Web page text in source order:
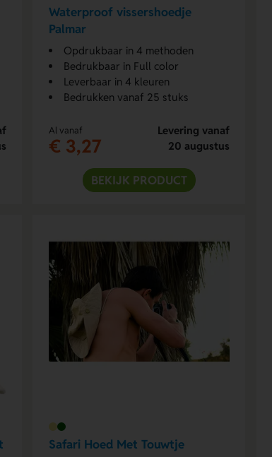
Waterproof vissershoedje
Palmar
Opdrukbaar in 4 methoden
Bedrukbaar in Full color
Leverbaar in 4 kleuren
Bedrukken vanaf 25 stuks
Al vanaf
€ 3,27
Levering vanaf
20 augustus
BEKIJK PRODUCT
Safari Hoed Met Touwtje